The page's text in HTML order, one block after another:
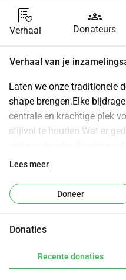
Verhaal
groups
Donateurs
Verhaal van je
Laten we onze traditionele
shape brengen.Elke
centrale en krachtige plek
stijlvol te houden Wat er
transparant bovenste deel
heavy duty) Binnen- en
stabiliseren, zonne-energie
vernieuwen/veranderen en
Totaalbeeld: vintage van
Lees meer
Doneer
Donaties
Recente donaties